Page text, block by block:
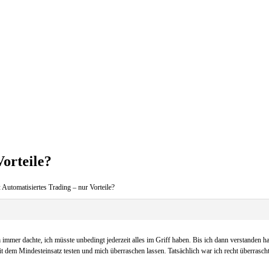
Trading – nur Vorteile?
dachte, ich müsste unbedingt jederzeit alles im Griff haben. Bis ich dann verstanden
Mindesteinsatz testen und mich überraschen lassen. Tatsächlich war ich recht